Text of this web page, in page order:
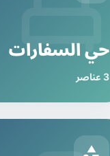
حي السفارات
3 عناصر